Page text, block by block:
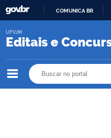
COMUNICA BR
Editais e
UFVJM